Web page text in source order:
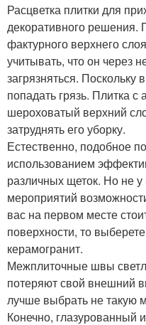
Расцветка плитки для
декоративного решения.
фактурного верхнего
учитывать, что он через
загрязняться. Поскольку
попадать грязь. Плитка
шероховатый верхний
затруднять его уборку.
Естественно, подобное
использованием
различных щеток. Но не у
мероприятий
вас на первом месте
поверхности, то
керамогранит.
Межплиточные швы
потеряют свой внешний
лучше выбрать не такую
Конечно, глазурованный